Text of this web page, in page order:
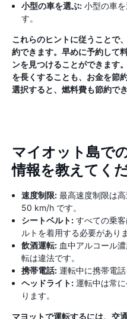
小型の車を選ぶ: 小型の車
す。
これらのヒントに従うことで
約できます。早めに予約して
ンを見つけることができます
を長くすることも、お金を節
選択すると、燃料費も節約​​でき
マイオット島で
情報を教えてくだ
速度制限: 最高速度制限は
50 km/h です。
シートベルト: すべての乗
ルトを着用する必要がありま
飲酒運転: 血中アルコール
転は違法です。
携帯電話: 運転中に携帯電話
ヘッドライト: 運転中は常
ります。
マヨットで運転するには、交